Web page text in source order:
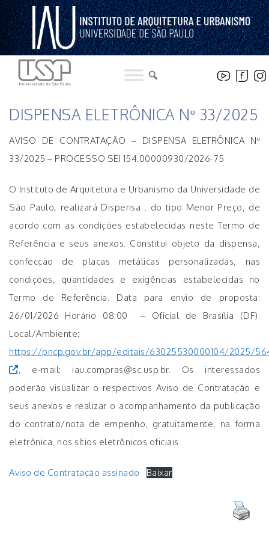
Pular
para
o
conteúdo
DISPENSA ELETRÔNICA Nº 33/2025
AVISO DE CONTRATAÇÃO – DISPENSA ELETRÔNICA Nº
33/2025 – PROCESSO SEI 154.00000930/2026-75
O Instituto de Arquitetura e Urbanismo da Universidade de
São Paulo, realizará Dispensa , do tipo Menor Preço, de
acordo com as condições estabelecidas neste Termo de
Referência e seus anexos. Constitui objeto da dispensa,
confecção de placas metálicas personalizadas, nas
condições, quantidades e exigências estabelecidas no
Termo de Referência. Data para envio de proposta:
26/01/2026 Horário 08:00 – Oficial de Brasília (DF).
Local/Ambiente:
https://pncp.gov.br/app/editais/63025530000104/2025/
, e-mail: iau.compras@sc.usp.br. Os interessados
poderão visualizar o respectivos Aviso de Contratação e
seus anexos e realizar o acompanhamento da publicação
do contrato/nota de empenho, gratuitamente, na forma
eletrônica, nos sítios eletrônicos oficiais.
Aviso de Contratação assinado Baixar